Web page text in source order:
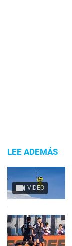
LEE ADEMÁS
VIDEO